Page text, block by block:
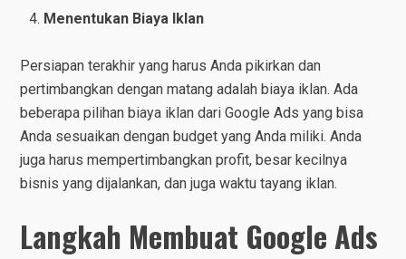
Menentukan Biaya Iklan
Persiapan terakhir yang harus Anda pikirkan dan
pertimbangkan dengan matang adalah biaya iklan. Ada
beberapa pilihan biaya iklan dari Google Ads yang bisa
Anda sesuaikan dengan budget yang Anda miliki. Anda
juga harus mempertimbangkan profit, besar kecilnya
bisnis yang dijalankan, dan juga waktu tayang iklan.
Langkah Membuat Google Ads